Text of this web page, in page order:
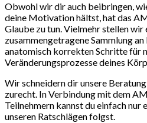
Obwohl wir dir auch beibringen,
deine Motivation hältst, hat das
Glaube zu tun. Vielmehr stellen wir
zusammengetragene Sammlung
anatomisch korrekten Schritte für
Veränderungsprozesse deines
Wir schneidern dir unsere
zurecht. In Verbindung mit dem
Teilnehmern kannst du einfach nur
unseren Ratschlägen folgst.